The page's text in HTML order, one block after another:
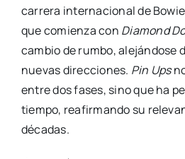
carrera internacional de
que comienza con Diamond
cambio de rumbo, alejándose
nuevas direcciones. Pin Ups
entre dos fases, sino que ha
tiempo, reafirmando su
décadas.